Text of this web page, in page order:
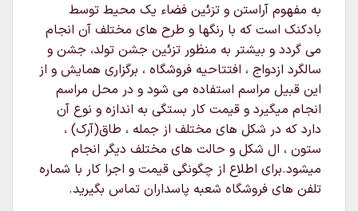
به مفهوم آراستن و تزئین فضاء یک محیط توسط
بادکنک است که با رنگها و طرح های مختلف آن انجام
می گردد و بیشتر به منظور تزئین جشن تولد، جشن و
سالگرد ازدواج ، افتتاحیه فروشگاه ، برگزاری همایش و از
این قبیل مراسم استفاده می شود و در محل مراسم
انجام میگیرد و قیمت کار بستگی به اندازه و نوع آن
دارد که در شکل های مختلف از جمله ، طاق(آرک) ،
ستون ، ال شکل و حالت های مختلف دیگر انجام
میشود.برای اطلاع از چگونگی قیمت و اجرا کار با شماره
تلفن های فروشگاه شعبه پاسداران تماس بگیرید.